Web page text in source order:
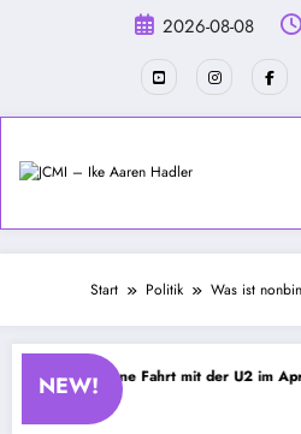
2026-08-08
Start Politik Was ist
NEW!
4 – Spontane Fahrt mit der U2 im April